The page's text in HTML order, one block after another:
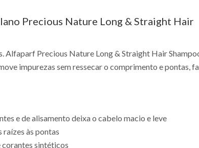
Precious Nature Long & Straight Hair
Precious Nature Long & Straight Hair
impurezas sem ressecar o comprimento e pontas,
e de alisamento deixa o cabelo macio e leve
às pontas
corantes sintéticos